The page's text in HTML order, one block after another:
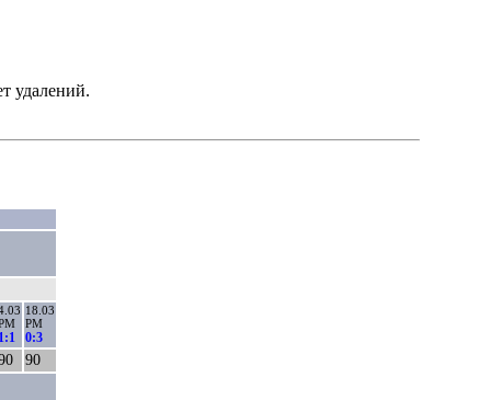
удалений.
1:1
18.03
РМ
0:3
90